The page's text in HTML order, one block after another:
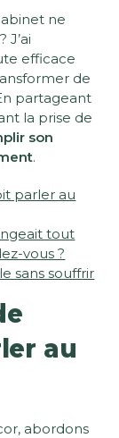
ne
efficace
de
partageant
la prise de
son
.
parler au
tout
vous ?
sans souffrir
au
abordons